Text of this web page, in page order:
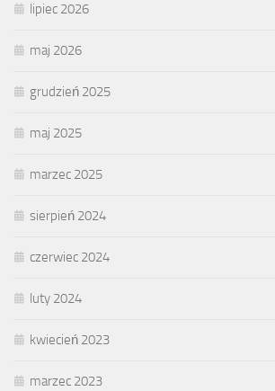
lipiec 2026
maj 2026
grudzień 2025
maj 2025
marzec 2025
sierpień 2024
czerwiec 2024
luty 2024
kwiecień 2023
marzec 2023